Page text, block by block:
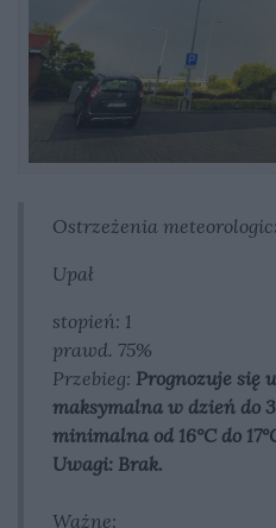
Ostrzeżenia
Upał
stopień: 1
prawd. 75%
Przebieg: Prognozuje się
maksymalna w dzień do
minimalna od 16°C do
Uwagi: Brak.
Ważne: